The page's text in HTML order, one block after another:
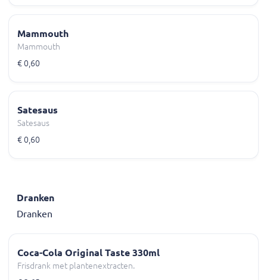
Mammouth
Mammouth
€ 0,60
Satesaus
Satesaus
€ 0,60
Dranken
Dranken
Coca-Cola Original Taste 330ml
Frisdrank met plantenextracten.